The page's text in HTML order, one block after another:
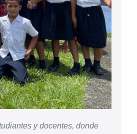
y docentes, donde